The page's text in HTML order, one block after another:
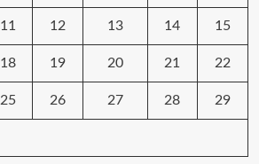
11 12 13 14 15
18 19 20 21 22
25 26 27 28 29